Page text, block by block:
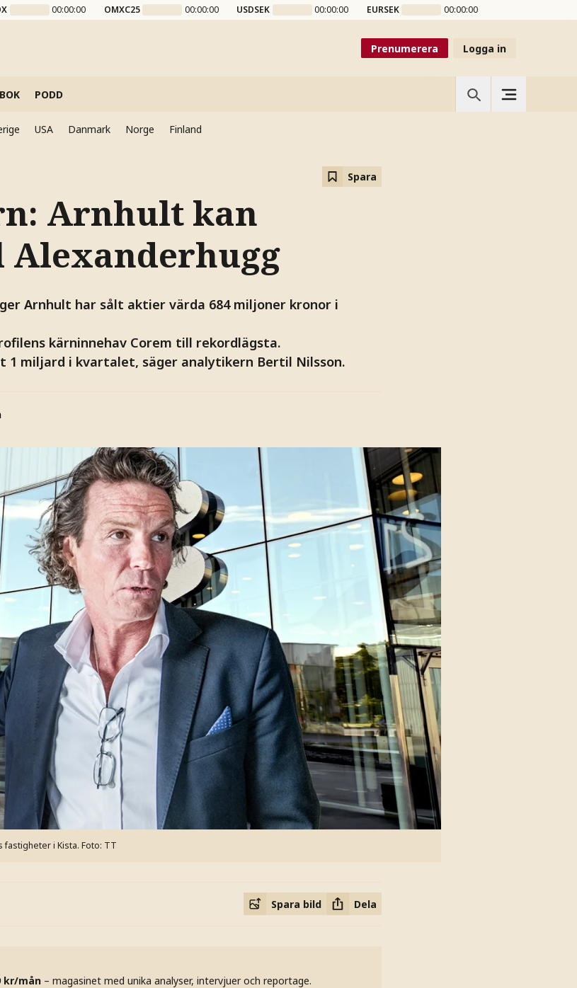
00:00:00 OMXC25 00:00:00 USDSEK 00:00:00 EURSEK 00:00:00
Prenumerera Logga in
BOK PODD
USA Danmark Norge Finland
Spara
Arnhult kan
Arnhult har sålt aktier värda 684 miljoner kronor i
kärninnehav Corem till rekordlägsta.
1 miljard i kvartalet, säger analytikern Bertil Nilsson.
fastigheter i Kista. Foto: TT
Spara bild Dela
kr/mån – magasinet med unika analyser, intervjuer och reportage.